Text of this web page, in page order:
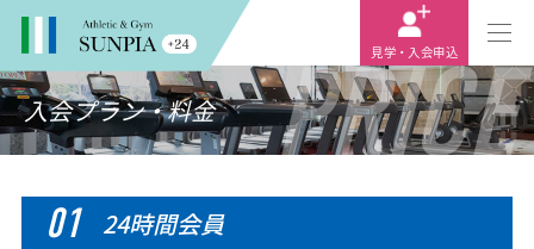
見学・入会申込
PRICE
入会プラン・料金
01 24時間会員